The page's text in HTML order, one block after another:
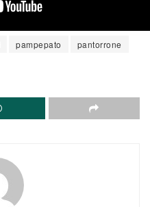
pampepato
pantorrone